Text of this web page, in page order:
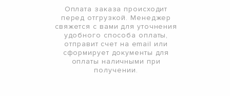
Оплата заказа происходит
перед отгрузкой. Менеджер
свяжется с вами для уточнения
удобного способа оплаты,
отправит счет на email или
сформирует документы для
оплаты наличными при
получении.